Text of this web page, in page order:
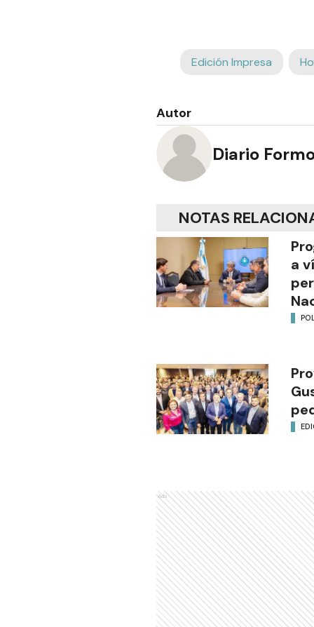
Edición Impresa
Autor
Diario
NOTAS
a
Ads